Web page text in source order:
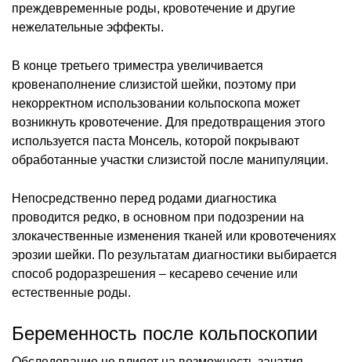
преждевременные роды, кровотечение и другие
нежелательные эффекты.
В конце третьего триместра увеличивается
кровенаполнение слизистой шейки, поэтому при
некорректном использовании кольпоскопа может
возникнуть кровотечение. Для предотвращения этого
используется паста Монсель, которой покрывают
обработанные участки слизистой после манипуляции.
Непосредственно перед родами диагностика
проводится редко, в основном при подозрении на
злокачественные изменения тканей или кровотечениях
эрозии шейки. По результатам диагностики выбирается
способ родоразрешения – кесарево сечение или
естественные роды.
Беременность после кольпоскопии